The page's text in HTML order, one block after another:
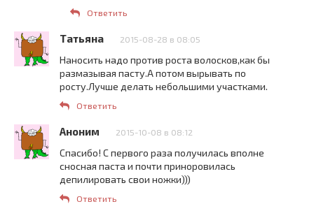
Ответить
Татьяна 2015-08-28 в 08:05
Наносить надо против роста волосков,как бы
размазывая пасту.А потом вырывать по
росту.Лучше делать небольшими участками.
Ответить
Аноним 2015-10-08 в 08:12
Спасибо! С первого раза получилась вполне
сносная паста и почти приноровилась
депилировать свои ножки)))
Ответить